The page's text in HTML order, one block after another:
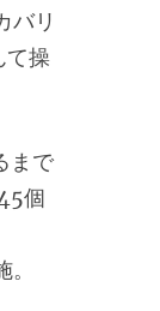
バリ
て操
まで
個